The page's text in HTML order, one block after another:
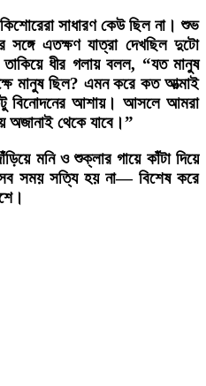
সাধারণ কেউ ছিল না। শুভ
এতক্ষণ যাত্রা দেখছিল দুটো
ধীর গলায় বলল, “যত মানুষ
মানুষ ছিল? এমন করে কত আত্মাই
বিনোদনের আশায়। আসলে আমরা
অজানাই থেকে যাবে।”
মনি ও শুক্লার গায়ে কাঁটা দিয়ে
সময় সত্যি হয় না— বিশেষ করে